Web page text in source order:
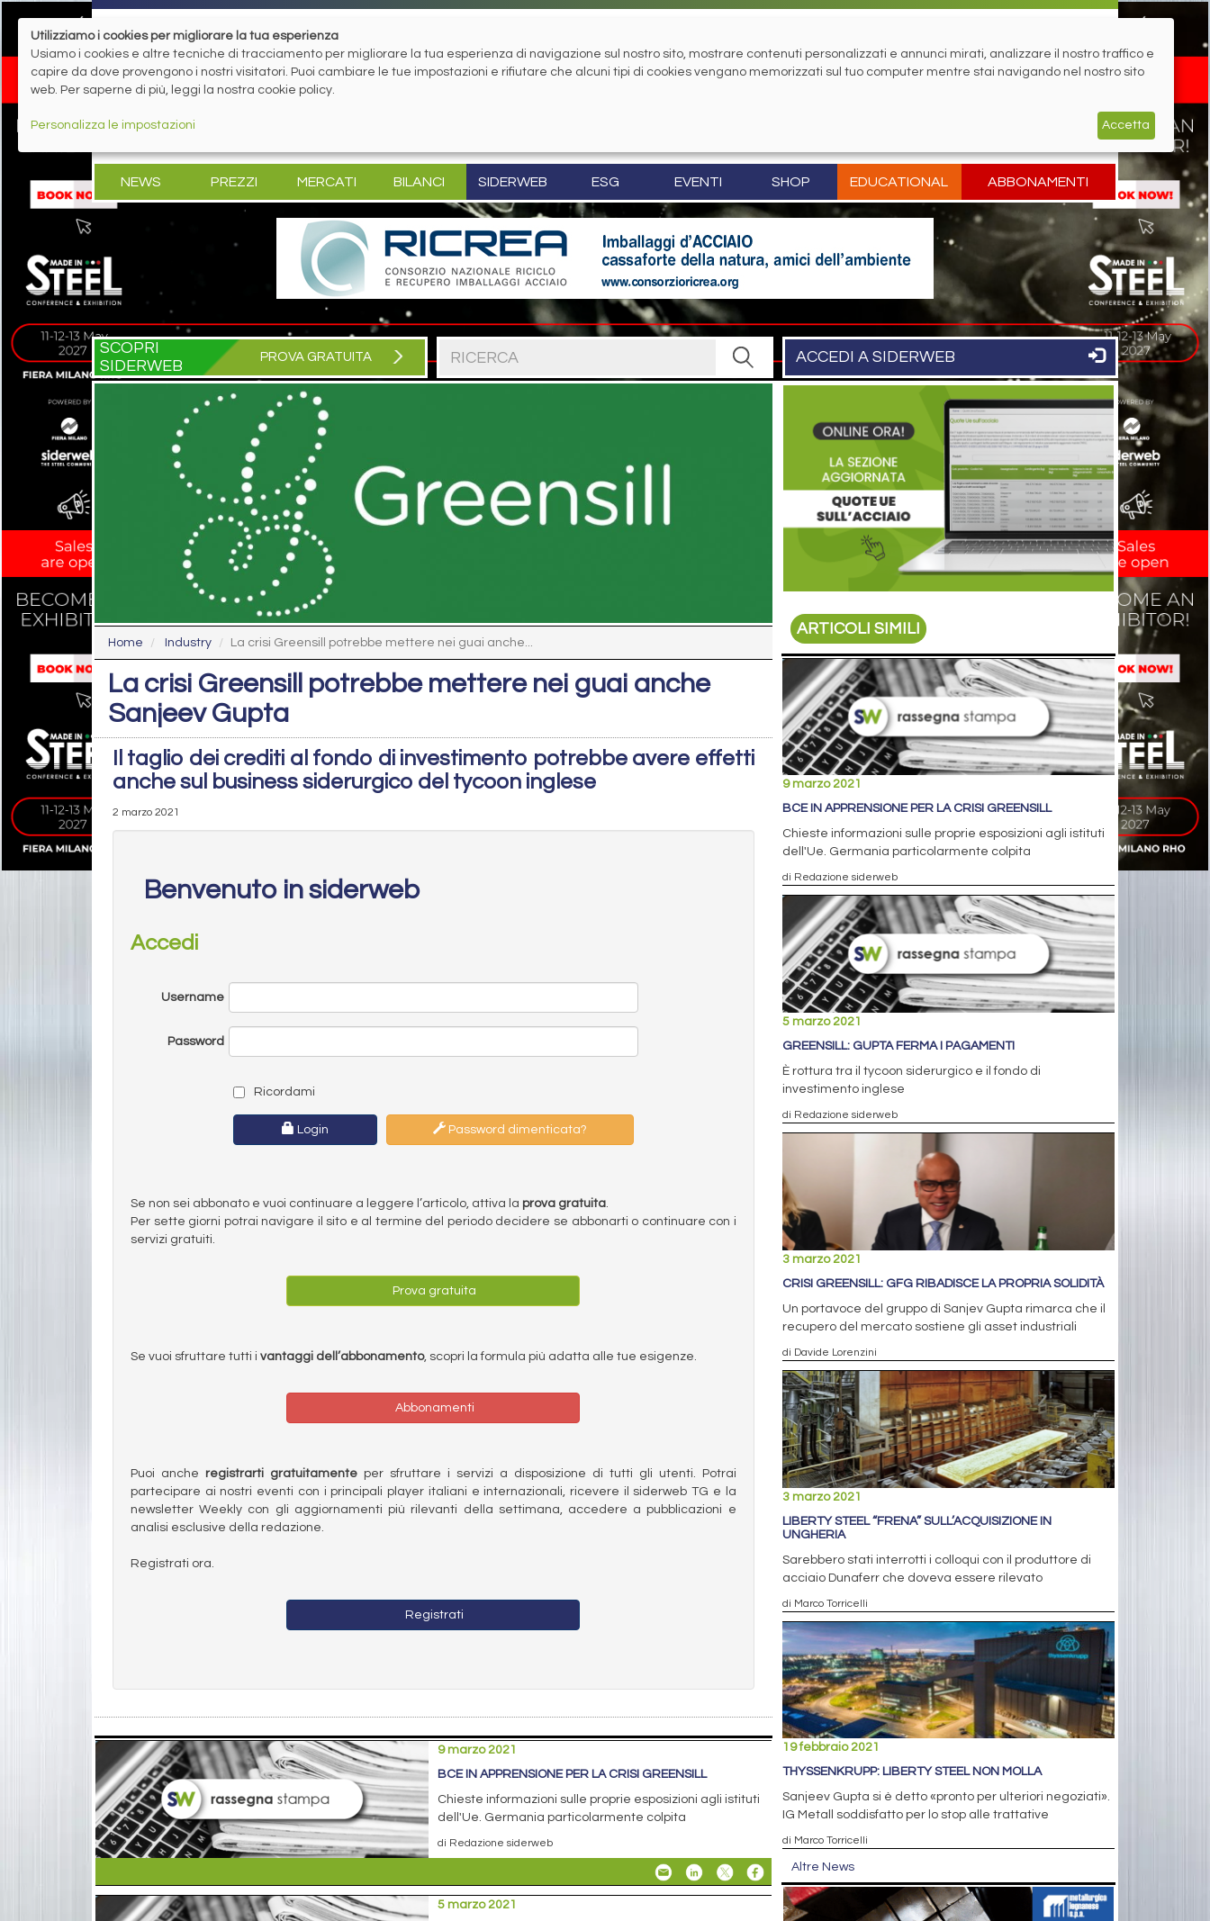
NEWS PREZZI MERCATI BILANCI SIDERWEB ESG EVENTI SHOP EDUCATIONAL ABBONAMENTI
SCOPRI
SIDERWEB
PROVA GRATUITA ACCEDI A SIDERWEB
Home Industry La crisi Greensill potrebbe mettere nei guai anche...
La crisi Greensill potrebbe mettere nei guai anche
Sanjeev Gupta
Il taglio dei crediti al fondo di investimento potrebbe avere effetti
anche sul business siderurgico del tycoon inglese
2 marzo 2021
Benvenuto in siderweb
Accedi
Username
Password
Ricordami
Login Password dimenticata?
Se non sei abbonato e vuoi continuare a leggere l’articolo, attiva la prova gratuita.
Per sette giorni potrai navigare il sito e al termine del periodo decidere se abbonarti o continuare con i
servizi gratuiti.
Prova gratuita
Se vuoi sfruttare tutti i vantaggi dell’abbonamento, scopri la formula più adatta alle tue esigenze.
Abbonamenti
Puoi anche registrarti gratuitamenteper sfruttare i servizi a disposizione di tutti gli utenti. Potrai
partecipare ai nostri eventi con i principali player italiani e internazionali, ricevere il siderweb TG e la
newsletter Weekly con gli aggiornamenti più rilevanti della settimana, accedere a pubblicazioni e
analisi esclusive della redazione.
Registrati ora.
Registrati
9 marzo 2021
BCE IN APPRENSIONE PER LA CRISI GREENSILL
Chieste informazioni sulle proprie esposizioni agli istituti
dell'Ue. Germania particolarmente colpita
di Redazione siderweb
5 marzo 2021
ARTICOLI SIMILI
9 marzo 2021
BCE IN APPRENSIONE PER LA CRISI GREENSILL
Chieste informazioni sulle proprie esposizioni agli istituti
dell'Ue. Germania particolarmente colpita
di Redazione siderweb
5 marzo 2021
GREENSILL: GUPTA FERMA I PAGAMENTI
È rottura tra il tycoon siderurgico e il fondo di
investimento inglese
di Redazione siderweb
3 marzo 2021
CRISI GREENSILL: GFG RIBADISCE LA PROPRIA SOLIDITÀ
Un portavoce del gruppo di Sanjev Gupta rimarca che il
recupero del mercato sostiene gli asset industriali
di Davide Lorenzini
3 marzo 2021
LIBERTY STEEL “FRENA” SULL’ACQUISIZIONE IN
UNGHERIA
Sarebbero stati interrotti i colloqui con il produttore di
acciaio Dunaferr che doveva essere rilevato
di Marco Torricelli
19 febbraio 2021
THYSSENKRUPP: LIBERTY STEEL NON MOLLA
Sanjeev Gupta si è detto «pronto per ulteriori negoziati».
IG Metall soddisfatto per lo stop alle trattative
di Marco Torricelli
Altre News
Utilizziamo i cookies per migliorare la tua esperienza
Usiamo i cookies e altre tecniche di tracciamento per migliorare la tua esperienza di navigazione sul nostro sito, mostrare contenuti personalizzati e annunci mirati, analizzare il nostro traffico e
capire da dove provengono i nostri visitatori. Puoi cambiare le tue impostazioni e rifiutare che alcuni tipi di cookies vengano memorizzati sul tuo computer mentre stai navigando nel nostro sito
web. Per saperne di più, leggi la nostra cookie policy.
Personalizza le impostazioni Accetta